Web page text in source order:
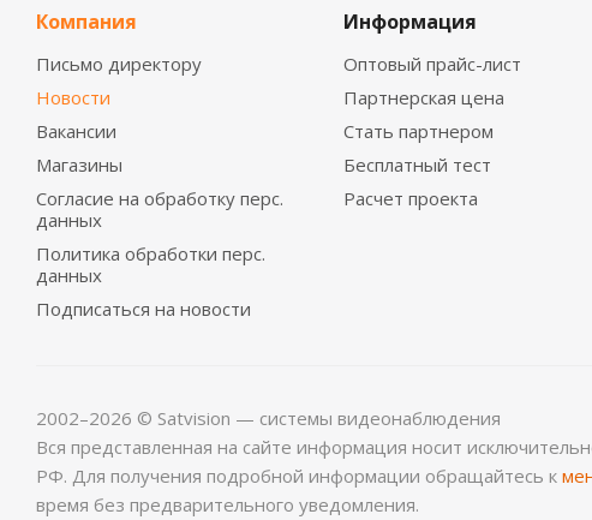
Компания
Письмо директору
Новости
Вакансии
Магазины
Согласие на обработку перс.
данных
Политика обработки перс.
данных
Подписаться на новости
Информация
Оптовый прайс-лист
Партнерская цена
Стать партнером
Бесплатный тест
Расчет проекта
2002–2026 © Satvision — системы видеонаблюдения
Вся представленная на сайте информация носит
РФ. Для получения подробной информации обращайтесь к
время без предварительного уведомления.